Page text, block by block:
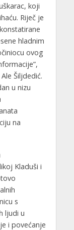
koji
Riječ je
hladnim
ovog
Šiljdedić.
u nizu
na
Kladuši i
s
ljudi u
i povećanje